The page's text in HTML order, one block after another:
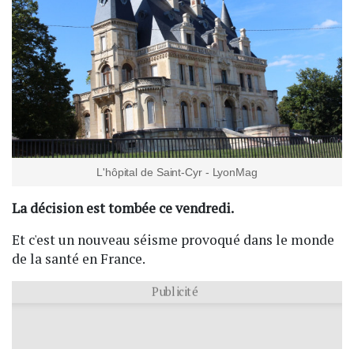
L'hôpital de Saint-Cyr - LyonMag
La décision est tombée ce vendredi.
Et c'est un nouveau séisme provoqué dans le monde
de la santé en France.
Publicité